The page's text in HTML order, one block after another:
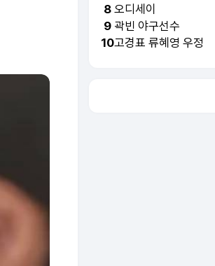
8 오디세이
9 곽빈 야구선수
10고경표 류혜영 우정